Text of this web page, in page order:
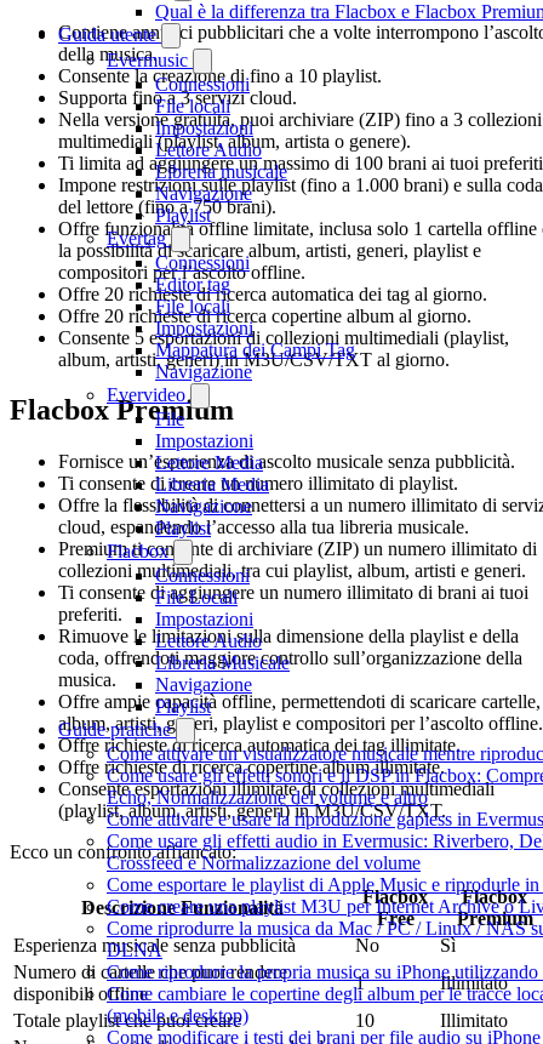
Qual è la differenza tra Flacbox e Flacbox
Guida utente
Evermusic
Connessioni
File locali
Impostazioni
Lettore Audio
Libreria musicale
Navigazione
Playlist
Evertag
Connessioni
Editor tag
File locali
Impostazioni
Mappatura dei Campi Tag
Navigazione
Evervideo
File
Impostazioni
Lettore Media
Libreria Media
Navigazione
Playlist
Flacbox
Connessioni
File Locali
Impostazioni
Lettore Audio
Libreria Musicale
Navigazione
Playlist
Guide pratiche
Come attivare un visualizzatore musicale mentre
Come usare gli effetti sonori e il DSP in Flacbox:
Echo, Normalizzazione del volume e altro
Come attivare e usare la riproduzione gapless in
Come usare gli effetti audio in Evermusic: Riverbero,
Crossfeed e Normalizzazione del volume
Come esportare le playlist di Apple Music e riprodurle
Come creare una playlist M3U per Internet Archive o
Come riprodurre la musica da Mac / PC / Linux / NAS
DLNA
Come riprodurre la propria musica su iPhone utilizzando
Come cambiare le copertine degli album per le tracce
(mobile e desktop)
Come modificare i testi dei brani per file audio su
Contiene annunci pubblicitari che a volte interrompono
della musica.
Consente la creazione di fino a 10 playlist.
Supporta fino a 3 servizi cloud.
Nella versione gratuita, puoi archiviare (ZIP) fino a 3 collezioni
multimediali (playlist, album, artista o genere).
Ti limita ad aggiungere un massimo di 100 brani ai tuoi
Impone restrizioni sulle playlist (fino a 1.000 brani) e sulla coda
del lettore (fino a 750 brani).
Offre funzionalità offline limitate, inclusa solo 1 cartella offline
la possibilità di scaricare album, artisti, generi, playlist e
compositori per l’ascolto offline.
Offre 20 richieste di ricerca automatica dei tag al giorno.
Offre 20 richieste di ricerca copertine album al giorno.
Consente 5 esportazioni di collezioni multimediali (playlist,
album, artisti, generi) in M3U/CSV/TXT al giorno.
Flacbox Premium
Fornisce un’esperienza di ascolto musicale senza pubblicità.
Ti consente di creare un numero illimitato di playlist.
Offre la flessibilità di connettersi a un numero illimitato di
cloud, espandendo l’accesso alla tua libreria musicale.
Premium ti consente di archiviare (ZIP) un numero illimitato di
collezioni multimediali, tra cui playlist, album, artisti e generi.
Ti consente di aggiungere un numero illimitato di brani ai tuoi
preferiti.
Rimuove le limitazioni sulla dimensione della playlist e della
coda, offrendoti maggiore controllo sull’organizzazione della
musica.
Offre ampie capacità offline, permettendoti di scaricare cartelle,
album, artisti, generi, playlist e compositori per l’ascolto offline.
Offre richieste di ricerca automatica dei tag illimitate.
Offre richieste di ricerca copertine album illimitate.
Consente esportazioni illimitate di collezioni multimediali
(playlist, album, artisti, generi) in M3U/CSV/TXT.
Ecco un confronto affiancato:
Descrizione Funzionalità
Flacbox
Free
Flacbox
Premium
Esperienza musicale senza pubblicità
No
Sì
Numero di cartelle che puoi rendere
disponibili offline
1
Illimitato
Totale playlist che puoi creare
10
Illimitato